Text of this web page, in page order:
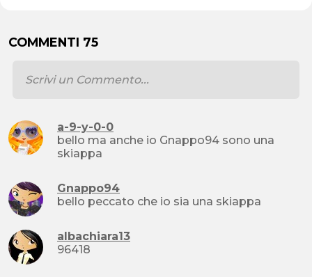
COMMENTI 75
a-9-y-0-0
bello ma anche io Gnappo94 sono una
skiappa
Gnappo94
bello peccato che io sia una skiappa
albachiara13
96418